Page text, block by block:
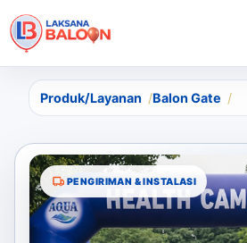
Produk/Layanan Balon Gate
PENGIRIMAN & INSTALASI